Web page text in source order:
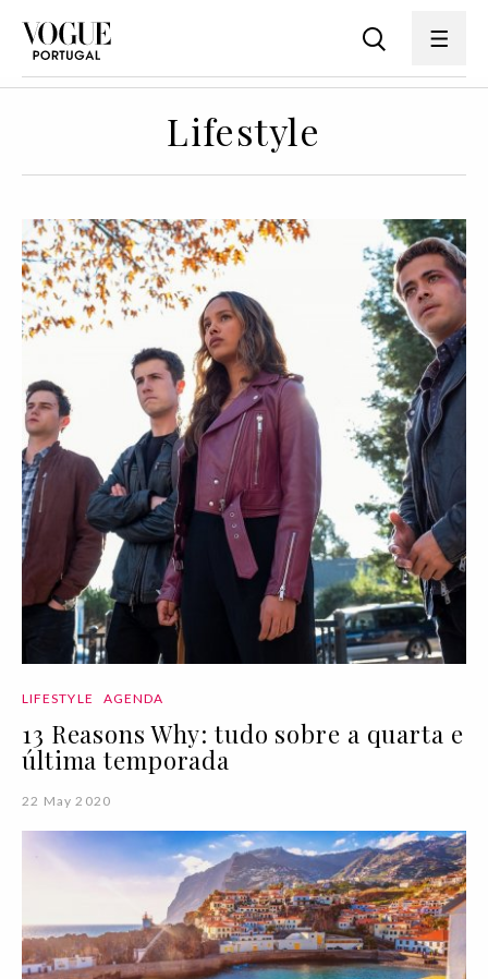
Lifestyle
LIFESTYLE AGENDA
13 Reasons Why: tudo sobre a quarta e
última temporada
22 May 2020